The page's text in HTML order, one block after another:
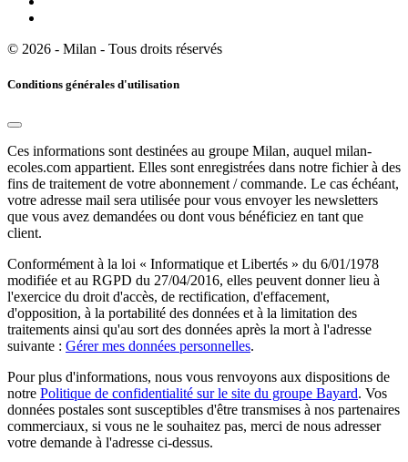
© 2026 - Milan - Tous droits réservés
Conditions générales d'utilisation
Ces informations sont destinées au groupe Milan, auquel milan-
ecoles.com appartient. Elles sont enregistrées dans notre fichier à des
fins de traitement de votre abonnement / commande. Le cas échéant,
votre adresse mail sera utilisée pour vous envoyer les newsletters
que vous avez demandées ou dont vous bénéficiez en tant que
client.
Conformément à la loi « Informatique et Libertés » du 6/01/1978
modifiée et au RGPD du 27/04/2016, elles peuvent donner lieu à
l'exercice du droit d'accès, de rectification, d'effacement,
d'opposition, à la portabilité des données et à la limitation des
traitements ainsi qu'au sort des données après la mort à l'adresse
suivante : Gérer mes données personnelles.
Pour plus d'informations, nous vous renvoyons aux dispositions de
notre Politique de confidentialité sur le site du groupe Bayard. Vos
données postales sont susceptibles d'être transmises à nos partenaires
commerciaux, si vous ne le souhaitez pas, merci de nous adresser
votre demande à l'adresse ci-dessus.